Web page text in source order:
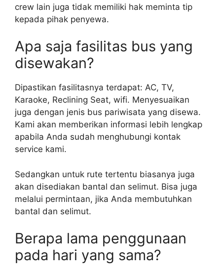
crew lain juga tidak memiliki hak meminta tip
kepada pihak penyewa.
Apa saja fasilitas bus yang
disewakan?
Dipastikan fasilitasnya terdapat: AC, TV,
Karaoke, Reclining Seat, wifi. Menyesuaikan
juga dengan jenis bus pariwisata yang disewa.
Kami akan memberikan informasi lebih lengkap
apabila Anda sudah menghubungi kontak
service kami.
Sedangkan untuk rute tertentu biasanya juga
akan disediakan bantal dan selimut. Bisa juga
melalui permintaan, jika Anda membutuhkan
bantal dan selimut.
Berapa lama penggunaan
pada hari yang sama?